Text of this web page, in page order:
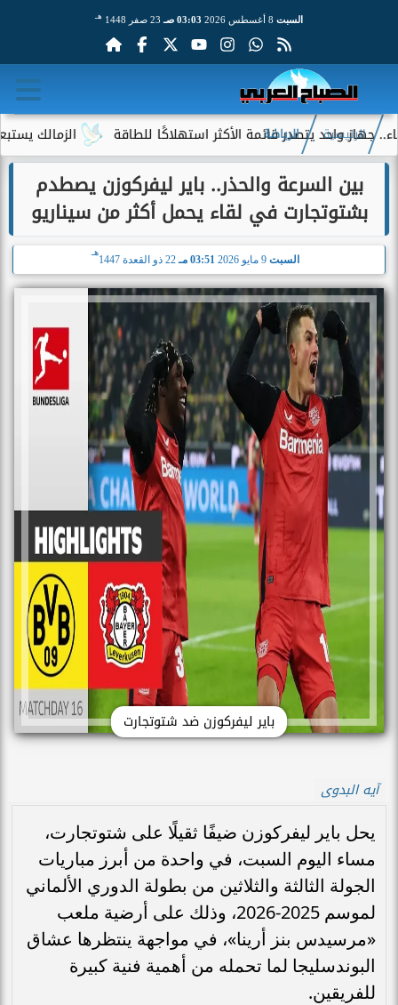
السبت 03:03 صـ 23 صفر 1448 هـ
الزمالك يستبعد 4 لاعبين شباب من حساباته في الموسم الجديد يتصدر قائمة الأكثر استهلاكًا للطاقة
الرئيسية الرياضة
بين السرعة والحذر.. باير ليفركوزن يصطدم
بشتوتجارت في لقاء يحمل أكثر من سيناريو
السبت 03:51 مـ 22 ذو القعدة 1447
هـ
باير ليفركوزن ضد شتوتجارت
آيه البدوى
يحل باير ليفركوزن ضيفًا ثقيلًا على شتوتجارت،
مساء اليوم السبت، في واحدة من أبرز مباريات
الجولة الثالثة والثلاثين من بطولة الدوري الألماني
لموسم 2025-2026، وذلك على أرضية ملعب
«مرسيدس بنز أرينا»، في مواجهة ينتظرها عشاق
البوندسليجا لما تحمله من أهمية فنية كبيرة
للفريقين.